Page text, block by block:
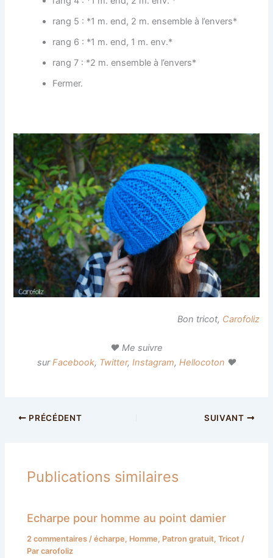
rang 5 : *1 m. end, 2 m. ensemble à l’envers*
rang 6 : *1 m. end, 1 m. env.*
rang 7 : *2 m. ensemble à l’envers*
Fermer.
Bon tricot, Carofoliz
♥ Me suivre
surFacebook, Twitter, Instagram, Hellocoton ♥
PRÉCÉDENT SUIVANT
Publications similaires
Echarpe pour homme au point damier
2 commentaires /écharpe, Homme, Patron gratuit,Tricot /
Parcarofoliz